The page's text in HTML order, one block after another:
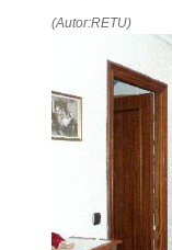
(Autor:RETU)